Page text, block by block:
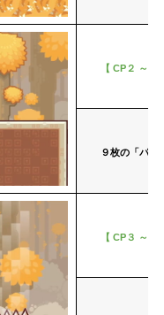
【 CP２ ～
９枚の「パー
【 CP３ ～